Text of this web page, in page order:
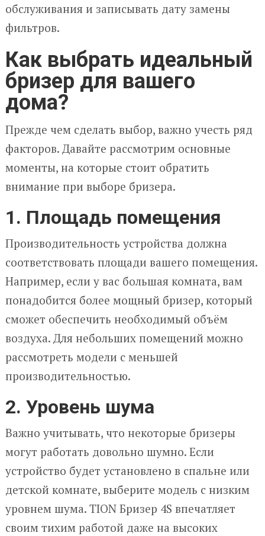
обслуживания и записывать дату замены
фильтров.
Как выбрать идеальный
бризер для вашего
дома?
Прежде чем сделать выбор, важно учесть ряд
факторов. Давайте рассмотрим основные
моменты, на которые стоит обратить
внимание при выборе бризера.
1. Площадь помещения
Производительность устройства должна
соответствовать площади вашего помещения.
Например, если у вас большая комната, вам
понадобится более мощный бризер, который
сможет обеспечить необходимый объём
воздуха. Для небольших помещений можно
рассмотреть модели с меньшей
производительностью.
2. Уровень шума
Важно учитывать, что некоторые бризеры
могут работать довольно шумно. Если
устройство будет установлено в спальне или
детской комнате, выберите модель с низким
уровнем шума. TION Бризер 4S впечатляет
своим тихим работой даже на высоких